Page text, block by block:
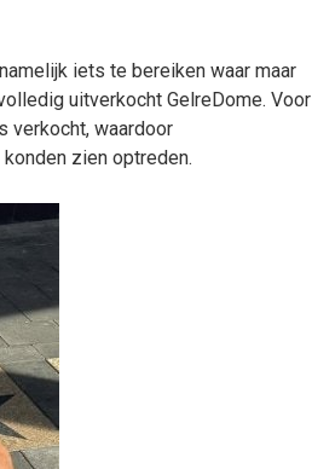
iets te bereiken waar maar
uitverkocht GelreDome. Voor
verkocht, waardoor
zien optreden.